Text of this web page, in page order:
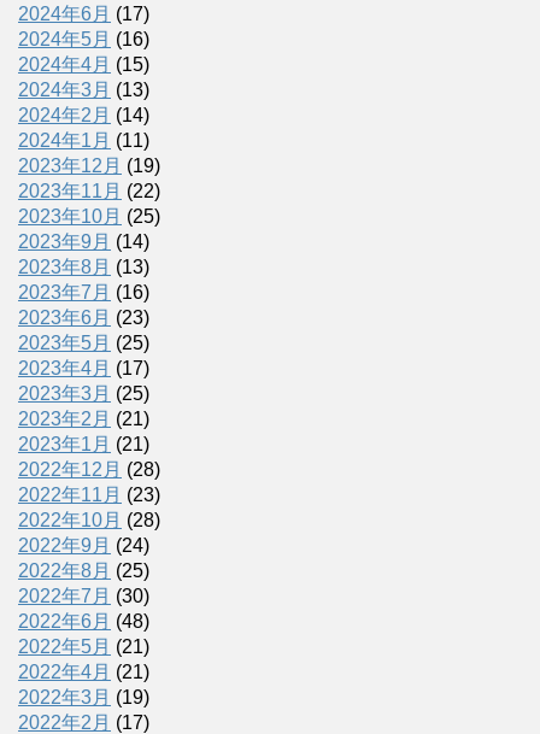
2024年6月 (17)
2024年5月 (16)
2024年4月 (15)
2024年3月 (13)
2024年2月 (14)
2024年1月 (11)
2023年12月 (19)
2023年11月 (22)
2023年10月 (25)
2023年9月 (14)
2023年8月 (13)
2023年7月 (16)
2023年6月 (23)
2023年5月 (25)
2023年4月 (17)
2023年3月 (25)
2023年2月 (21)
2023年1月 (21)
2022年12月 (28)
2022年11月 (23)
2022年10月 (28)
2022年9月 (24)
2022年8月 (25)
2022年7月 (30)
2022年6月 (48)
2022年5月 (21)
2022年4月 (21)
2022年3月 (19)
2022年2月 (17)